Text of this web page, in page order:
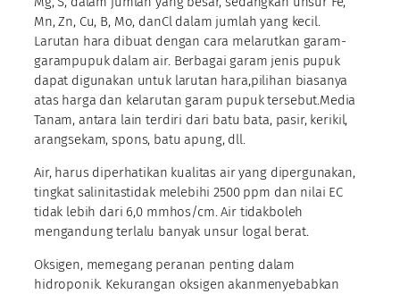
Mn, Zn, Cu, B, Mo, danCl dalam jumlah yang kecil.
Larutan hara dibuat dengan cara melarutkan garam-
garampupuk dalam air. Berbagai garam jenis pupuk
dapat digunakan untuk larutan hara,pilihan biasanya
atas harga dan kelarutan garam pupuk tersebut.Media
Tanam, antara lain terdiri dari batu bata, pasir, kerikil,
arangsekam, spons, batu apung, dll.
Air, harus diperhatikan kualitas air yang dipergunakan,
tingkat salinitastidak melebihi 2500 ppm dan nilai EC
tidak lebih dari 6,0 mmhos/cm. Air tidakboleh
mengandung terlalu banyak unsur logal berat.
Oksigen, memegang peranan penting dalam
hidroponik. Kekurangan oksigen akanmenyebabkan